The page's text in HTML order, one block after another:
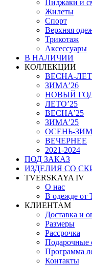
Пиджаки и
Жилеты
Спорт
Верхняя
Трикотаж
Аксессуары
В НАЛИЧИИ
КОЛЛЕКЦИИ
ВЕСНА-
ЗИМА’26
НОВЫЙ
ЛЕТО’25
ВЕСНА’25
ЗИМА’25
ОСЕНЬ-
ВЕЧЕРНЕЕ
2021-2024
ПОД ЗАКАЗ
ИЗДЕЛИЯ СО
TVERSKAYA IV
О нас
В одежде от
КЛИЕНТАМ
Доставка и
Размеры
Рассрочка
Подарочные
Программа
Контакты